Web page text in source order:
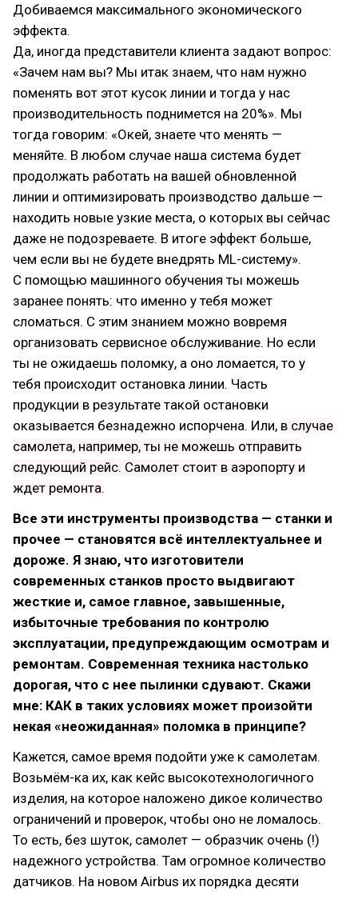
Добиваемся максимального экономического
эффекта.
Да, иногда представители клиента задают вопрос:
«Зачем нам вы? Мы итак знаем, что нам нужно
поменять вот этот кусок линии и тогда у нас
производительность поднимется на 20%». Мы
тогда говорим: «Окей, знаете что менять —
меняйте. В любом случае наша система будет
продолжать работать на вашей обновленной
линии и оптимизировать производство дальше —
находить новые узкие места, о которых вы сейчас
даже не подозреваете. В итоге эффект больше,
чем если вы не будете внедрять ML-систему».
С помощью машинного обучения ты можешь
заранее понять: что именно у тебя может
сломаться. С этим знанием можно вовремя
организовать сервисное обслуживание. Но если
ты не ожидаешь поломку, а оно ломается, то у
тебя происходит остановка линии. Часть
продукции в результате такой остановки
оказывается безнадежно испорчена. Или, в случае
самолета, например, ты не можешь отправить
следующий рейс. Самолет стоит в аэропорту и
ждет ремонта.
Все эти инструменты производства — станки и
прочее — становятся всё интеллектуальнее и
дороже. Я знаю, что изготовители
современных станков просто выдвигают
жесткие и, самое главное, завышенные,
избыточные требования по контролю
эксплуатации, предупреждающим осмотрам и
ремонтам. Современная техника настолько
дорогая, что с нее пылинки сдувают. Скажи
мне: КАК в таких условиях может произойти
некая «неожиданная» поломка в принципе?
Кажется, самое время подойти уже к самолетам.
Возьмём-ка их, как кейс высокотехнологичного
изделия, на которое наложено дикое количество
ограничений и проверок, чтобы оно не ломалось.
То есть, без шуток, самолет — образчик очень (!)
надежного устройства. Там огромное количество
датчиков. На новом Airbus их порядка десяти